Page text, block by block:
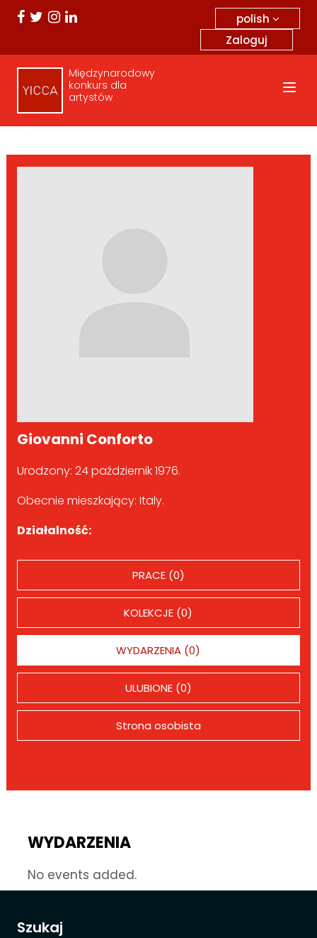
polish
Zaloguj
Międzynarodowy
konkurs dla
artystów
Szukaj
Giovanni Conforto
Urodzony: 24 październik 1976.
Obecnie mieszkający: Italy.
Działalność:
PRACE (0)
KOLEKCJE (0)
WYDARZENIA (0)
ULUBIONE (0)
Strona osobista
WYDARZENIA
No events added.